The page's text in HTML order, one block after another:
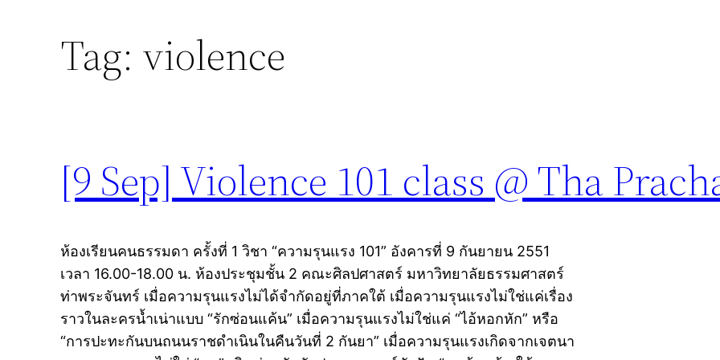
Tag: violence
[9 Sep] Violence 101 class @ Tha
ห้องเรียนคนธรรมดา ครั้งที่ 1 วิชา “ความรุนแรง 101” อังคารที่ 9 กันยายน 2551
เวลา 16.00-18.00 น. ห้องประชุมชั้น 2 คณะศิลปศาสตร์ มหาวิทยาลัยธรรมศาสตร์
ท่าพระจันทร์ เมื่อความรุนแรงไม่ได้จำกัดอยู่ที่ภาคใต้ เมื่อความรุนแรงไม่ใช่แค่เรื่อง
ราวในละครน้ำเน่าแบบ “รักซ่อนแค้น” เมื่อความรุนแรงไม่ใช่แค่ “ไอ้หอกหัก” หรือ
“การปะทะกันบนถนนราชดำเนินในคืนวันที่ 2 กันยา” เมื่อความรุนแรงเกิดจากเจตนา